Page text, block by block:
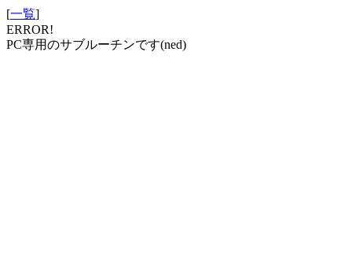
[一覧]
ERROR!
PC専用のサブルーチンです(ned)